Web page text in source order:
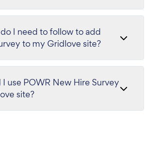
I need to follow to add
to my Gridlove site?
use POWR New Hire Survey
site?